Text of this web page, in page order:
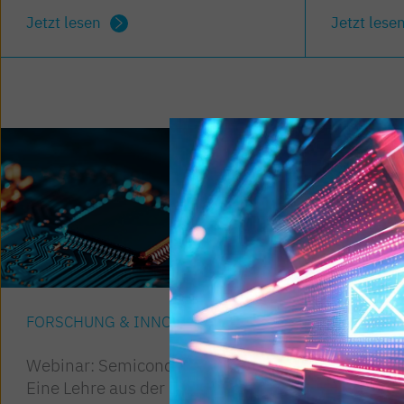
Jetzt lesen Jetzt lesen
FORSCHUNG & INNOVATION
Webinar: Semiconductor-X:
Eine Lehre aus der Chip-
digitale